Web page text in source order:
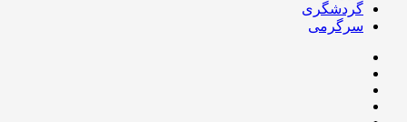
گردشگری
سرگرمی